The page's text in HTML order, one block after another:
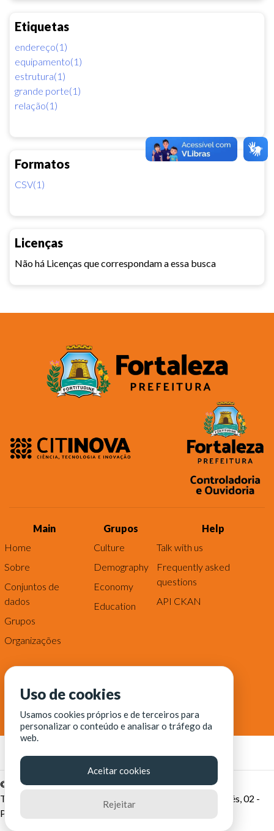
Etiquetas
endereço(1)
equipamento(1)
estrutura(1)
grande porte(1)
relação(1)
Formatos
CSV(1)
Licenças
Não há Licenças que correspondam a essa busca
Main
Home
Sobre
Conjuntos de
dados
Grupos
Organizações
Grupos
Culture
Demography
Economy
Education
Help
Talk with us
Frequently asked
questions
API CKAN
© Fortaleza Digital || CITINOVA - Fundação de Ciência,
Tecnologia e Inovação de Fortaleza - Rua dos Tremembés, 02 -
Praia de Iracema - Fortaleza-CE
Uso de cookies
Usamos cookies próprios e de terceiros para
personalizar o conteúdo e analisar o tráfego da
web.
Aceitar cookies
Rejeitar